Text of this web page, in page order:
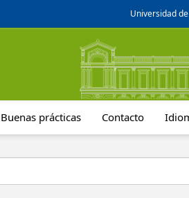
Universidad
Buenas prácticas Contacto